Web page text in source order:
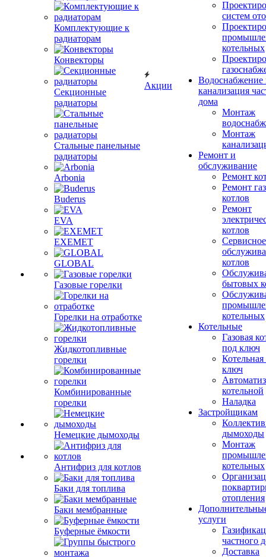
Комплектующие к
радиаторам
Конвекторы
Секционные
радиаторы
Стальные панельные
радиаторы
Arbonia
Buderus
EVA
EXEMET
GLOBAL
Газовые горелки
Горелки на отработке
Жидкотопливные
горелки
Комбинированные
горелки
Немецкие дымоходы
Антифриз для котлов
Баки для топлива
Баки мембранные
Буферные ёмкости
Акции
систем
котельных
Водоснабжение
канализация
дома
Монтаж
Монтаж
Ремонт и
обслуживание
Ремонт
Ремонт
котлов
Ремонт
котлов
Сервисное
котлов
бытовых
котельных
Котельные
Газовая
под ключ
ключ
котельной
Наладка
Застройщикам
дымоходы
Монтаж
котельных
отопления
услуги
частного
Доставка